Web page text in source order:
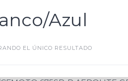
Azul
EL ÚNICO RESULTADO